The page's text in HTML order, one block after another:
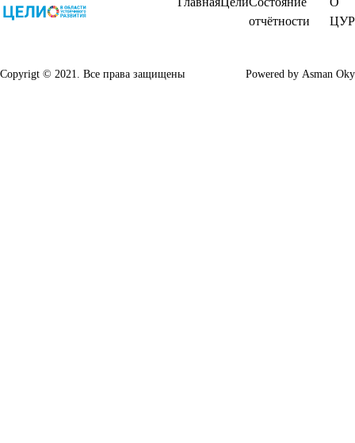
отчётности
ЦУР
Copyrigt © 2021. Все права защищены Powered by Asman Oky